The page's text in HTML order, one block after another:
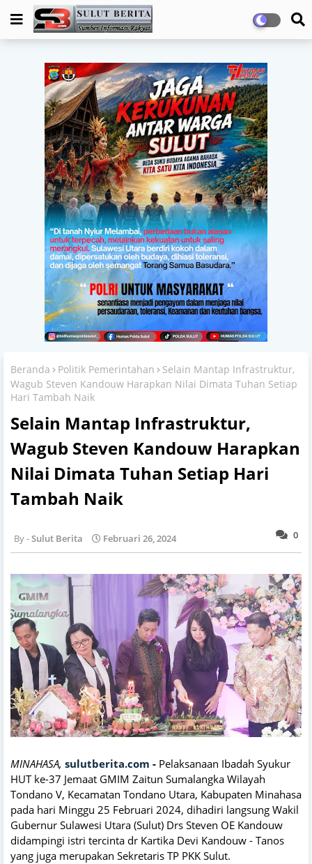
Beranda Politik Pemerintahan
Selain Mantap Infrastruktur,
Wagub Steven Kandouw Harapkan Nilai Dimata Tuhan Setiap
Hari Tambah Naik
Selain Mantap Infrastruktur,
Wagub Steven Kandouw Harapkan
Nilai Dimata Tuhan Setiap Hari
Tambah Naik
0
Sulut Berita Februari 26, 2024
MINAHASA, sulutberita.com - Pelaksanaan Ibadah Syukur
HUT ke-37 Jemaat GMIM Zaitun Sumalangka Wilayah
Tondano V, Kecamatan Tondano Utara, Kabupaten Minahasa
pada hari Minggu 25 Februari 2024, dihadiri langsung Wakil
Gubernur Sulawesi Utara (Sulut) Drs Steven OE Kandouw
didampingi istri tercinta dr Kartika Devi Kandouw - Tanos
yang juga merupakan Sekretaris TP PKK Sulut.